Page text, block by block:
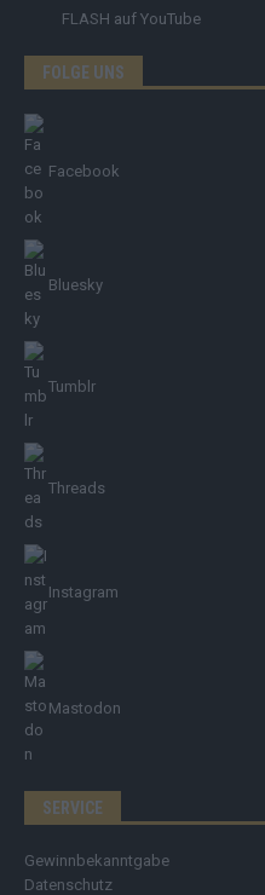
FLASH auf YouTube
FOLGE UNS
Facebook
Bluesky
Tumblr
Threads
Instagram
Mastodon
SERVICE
Gewinnbekanntgabe
Datenschutz